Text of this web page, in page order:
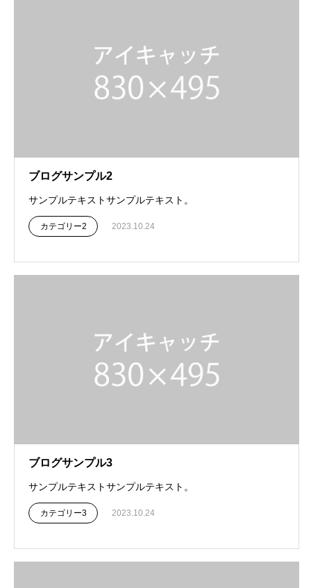
ブログサンプル2
サンプルテキストサンプルテキスト。
カテゴリー2 2023.10.24
ブログサンプル3
サンプルテキストサンプルテキスト。
カテゴリー3 2023.10.24